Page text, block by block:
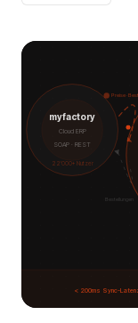
myfactory
Cloud ERP
SOAP · REST
22'000+ Nutzer
Preise ·
Bestellungen
< 200ms Sync-